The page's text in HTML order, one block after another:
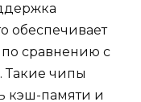
обеспечивает
сравнению с
чипы
кэш-памяти и